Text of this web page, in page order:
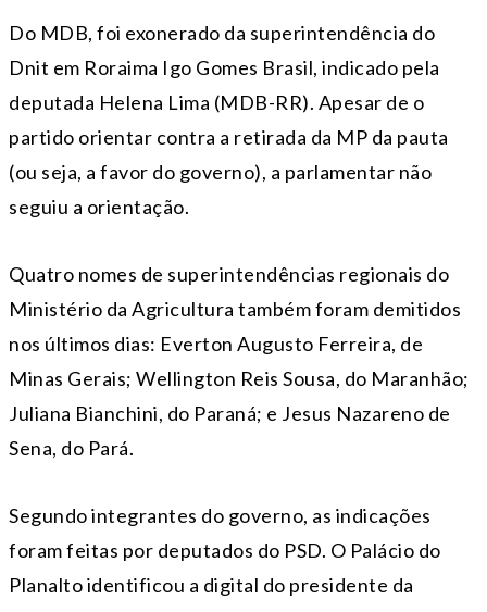
Do MDB, foi exonerado da superintendência do
Dnit em Roraima Igo Gomes Brasil, indicado pela
deputada Helena Lima (MDB-RR). Apesar de o
partido orientar contra a retirada da MP da pauta
(ou seja, a favor do governo), a parlamentar não
seguiu a orientação.
Quatro nomes de superintendências regionais do
Ministério da Agricultura também foram demitidos
nos últimos dias: Everton Augusto Ferreira, de
Minas Gerais; Wellington Reis Sousa, do Maranhão;
Juliana Bianchini, do Paraná; e Jesus Nazareno de
Sena, do Pará.
Segundo integrantes do governo, as indicações
foram feitas por deputados do PSD. O Palácio do
Planalto identificou a digital do presidente da